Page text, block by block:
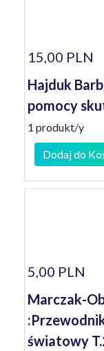
15,00 PLN
Hajduk
pomocy
1 produkt/y
Dodaj do
5,00 PLN
Marczak-
światowy